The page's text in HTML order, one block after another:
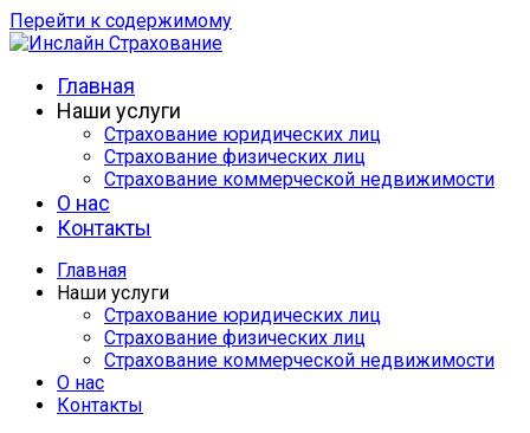
Перейти к содержимому
Главная
Наши услуги
Страхование юридических лиц
Страхование физических лиц
Страхование коммерческой недвижимости
О нас
Контакты
Главная
Наши услуги
Страхование юридических лиц
Страхование физических лиц
Страхование коммерческой недвижимости
О нас
Контакты